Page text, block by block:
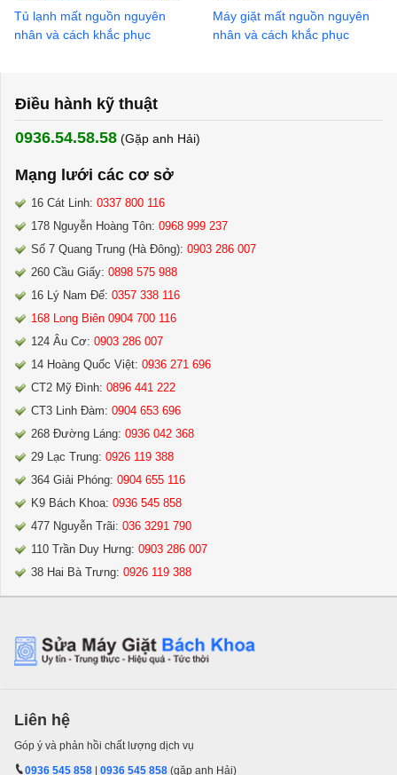
Tủ lạnh mất nguồn nguyên
nhân và cách khắc phục
Máy giặt mất nguồn nguyên
nhân và cách khắc phục
Điều hành kỹ thuật
0936.54.58.58 (Gặp anh Hải) ​
Mạng lưới các cơ sở
16 Cát Linh: 0337 800 116
178 Nguyễn Hoàng Tôn: 0968 999 237
Số 7 Quang Trung (Hà Đông): 0903 286 007
260 Cầu Giấy: 0898 575 988
16 Lý Nam Đế: 0357 338 116
168 Long Biên 0904 700 116
124 Âu Cơ: 0903 286 007
14 Hoàng Quốc Việt: 0936 271 696
CT2 Mỹ Đình: 0896 441 222
CT3 Linh Đàm: 0904 653 696
268 Đường Láng: 0936 042 368
29 Lạc Trung: 0926 119 388
364 Giải Phóng: 0904 655 116
K9 Bách Khoa: 0936 545 858
477 Nguyễn Trãi: 036 3291 790
110 Trần Duy Hưng: 0903 286 007
38 Hai Bà Trưng: 0926 119 388
Liên hệ
Góp ý và phản hồi chất lượng dịch vụ
0936 545 858 | 0936 545 858 (gặp anh Hải)